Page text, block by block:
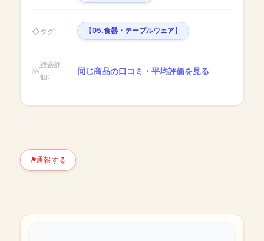
タグ: 【05.食器・テーブルウェア】
総合評
価:
同じ商品の口コミ・平均評価を見る
通報する